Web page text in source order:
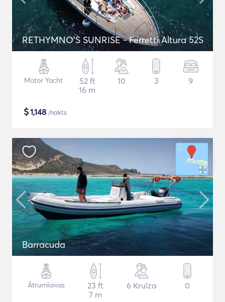
RETHYMNO'S SUNRISE - Ferretti Altura 52S
Motor Yacht
52 ft
16 m
10 3 9
$1,148 /nakts
Barracuda
Ātrumlaivas
23 ft
7 m
6 Kruīza 0